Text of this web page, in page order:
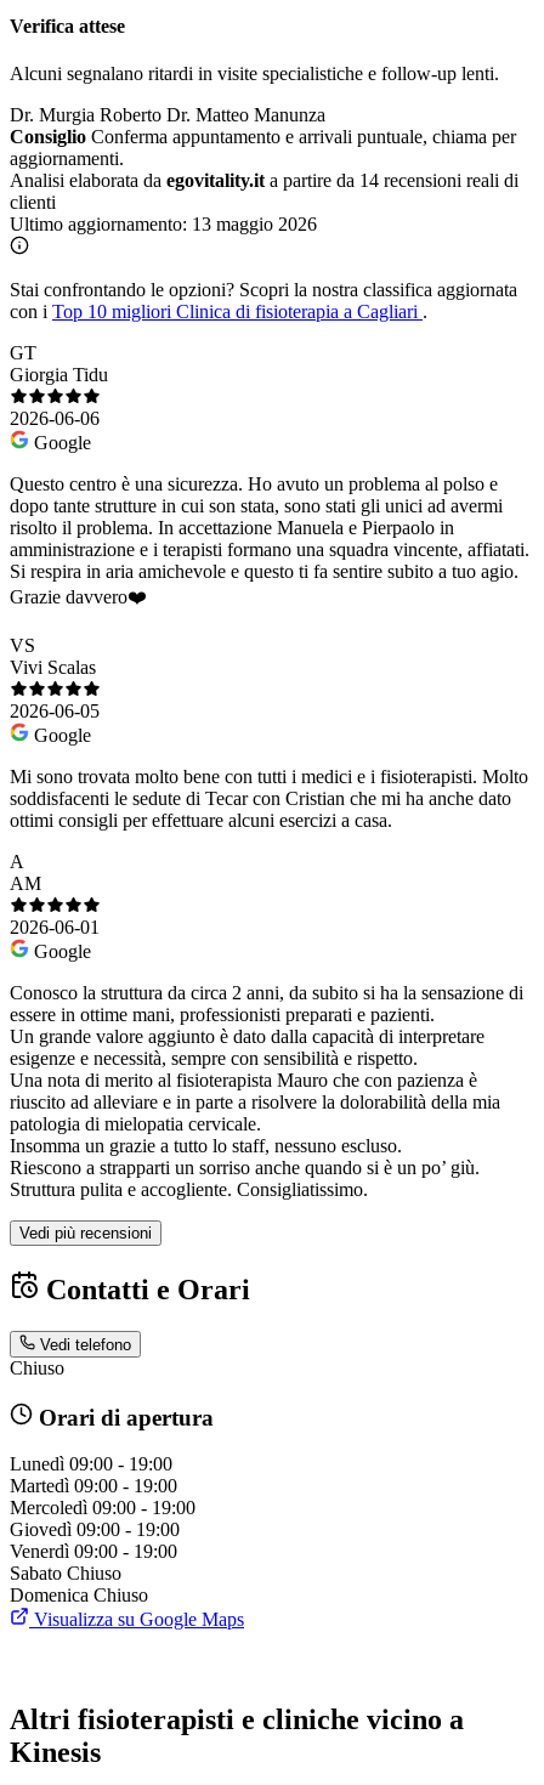
Verifica attese
Alcuni segnalano ritardi in visite specialistiche e follow-up lenti.
Dr. Murgia Roberto Dr. Matteo Manunza
Consiglio Conferma appuntamento e arrivali puntuale, chiama per
aggiornamenti.
Analisi elaborata da egovitality.it a partire da 14 recensioni reali di
clienti
Ultimo aggiornamento: 13 maggio 2026
Stai confrontando le opzioni? Scopri la nostra classifica aggiornata
con i Top 10 migliori Clinica di fisioterapia a Cagliari .
GT
Giorgia Tidu
2026-06-06
Google
Questo centro è una sicurezza. Ho avuto un problema al polso e
dopo tante strutture in cui son stata, sono stati gli unici ad avermi
risolto il problema. In accettazione Manuela e Pierpaolo in
amministrazione e i terapisti formano una squadra vincente, affiatati.
Si respira in aria amichevole e questo ti fa sentire subito a tuo agio.
Grazie davvero❤️
VS
Vivi Scalas
2026-06-05
Google
Mi sono trovata molto bene con tutti i medici e i fisioterapisti. Molto
soddisfacenti le sedute di Tecar con Cristian che mi ha anche dato
ottimi consigli per effettuare alcuni esercizi a casa.
A
AM
2026-06-01
Google
Conosco la struttura da circa 2 anni, da subito si ha la sensazione di
essere in ottime mani, professionisti preparati e pazienti.
Un grande valore aggiunto è dato dalla capacità di interpretare
esigenze e necessità, sempre con sensibilità e rispetto.
Una nota di merito al fisioterapista Mauro che con pazienza è
riuscito ad alleviare e in parte a risolvere la dolorabilità della mia
patologia di mielopatia cervicale.
Insomma un grazie a tutto lo staff, nessuno escluso.
Riescono a strapparti un sorriso anche quando si è un po’ giù.
Struttura pulita e accogliente. Consigliatissimo.
Vedi più recensioni
Contatti e Orari
Vedi telefono
Chiuso
Orari di apertura
Lunedì 09:00 - 19:00
Martedì 09:00 - 19:00
Mercoledì 09:00 - 19:00
Giovedì 09:00 - 19:00
Venerdì 09:00 - 19:00
Sabato Chiuso
Domenica Chiuso
Visualizza su Google Maps
Altri fisioterapisti e cliniche vicino a
Kinesis